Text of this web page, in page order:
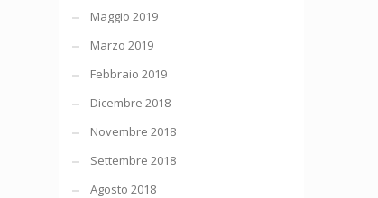
Maggio 2019
Marzo 2019
Febbraio 2019
Dicembre 2018
Novembre 2018
Settembre 2018
Agosto 2018